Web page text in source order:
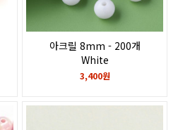
아크릴 8mm - 200개
White
3,400원